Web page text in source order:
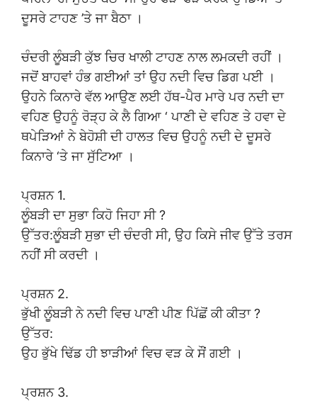
ਦੂਸਰੇ ਟਾਹਣ ’ਤੇ ਜਾ ਬੈਠਾ ।
ਚੰਦਰੀ ਲੂੰਬੜੀ ਕੁੱਝ ਚਿਰ ਖਾਲੀ ਟਾਹਣ ਨਾਲ ਲਮਕਦੀ ਰਹੀਂ ।
ਜਦੋਂ ਬਾਹਵਾਂ ਹੰਭ ਗਈਆਂ ਤਾਂ ਉਹ ਨਦੀ ਵਿਚ ਡਿਗ ਪਈ ।
ਉਹਨੇ ਕਿਨਾਰੇ ਵੱਲ ਆਉਣ ਲਈ ਹੱਥ-ਪੈਰ ਮਾਰੇ ਪਰ ਨਦੀ ਦਾ
ਵਹਿਣ ਉਹਨੂੰ ਰੋੜ੍ਹ ਕੇ ਲੈ ਗਿਆ ‘ ਪਾਣੀ ਦੇ ਵਹਿਣ ਤੇ ਹਵਾ ਦੇ
ਥਪੇੜਿਆਂ ਨੇ ਬੇਹੋਸ਼ੀ ਦੀ ਹਾਲਤ ਵਿਚ ਉਹਨੂੰ ਨਦੀ ਦੇ ਦੂਸਰੇ
ਕਿਨਾਰੇ ‘ਤੇ ਜਾ ਸੁੱਟਿਆ ।
ਪ੍ਰਸ਼ਨ 1.
ਲੂੰਬੜੀ ਦਾ ਸੁਭਾ ਕਿਹੋ ਜਿਹਾ ਸੀ ?
ਉੱਤਰ:ਲੂੰਬੜੀ ਸੁਭਾ ਦੀ ਚੰਦਰੀ ਸੀ, ਉਹ ਕਿਸੇ ਜੀਵ ਉੱਤੇ ਤਰਸ
ਨਹੀਂ ਸੀ ਕਰਦੀ ।
ਪ੍ਰਸ਼ਨ 2.
ਭੁੱਖੀ ਲੂੰਬੜੀ ਨੇ ਨਦੀ ਵਿਚ ਪਾਣੀ ਪੀਣ ਪਿੱਛੋਂ ਕੀ ਕੀਤਾ ?
ਉੱਤਰ:
ਉਹ ਭੁੱਖੇ ਢਿੱਡ ਹੀ ਝਾੜੀਆਂ ਵਿਚ ਵੜ ਕੇ ਸੌਂ ਗਈ ।
ਪ੍ਰਸ਼ਨ 3.